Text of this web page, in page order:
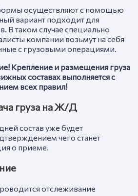
осуществляют с помощью
вариант подходит для
В таком случае специально
компании возьмут на себя
с грузовыми операциями.
Крепление и размещения груза
составах выполняется с
всех правил!
груза на Ж/Д
состав уже будет
чего станет
о приеме.
отслеживание